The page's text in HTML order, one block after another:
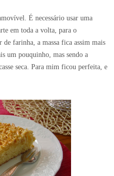
É necessário usar uma
em toda a volta, para o
farinha, a massa fica assim mais
um pouquinho, mas sendo a
seca. Para mim ficou perfeita, e